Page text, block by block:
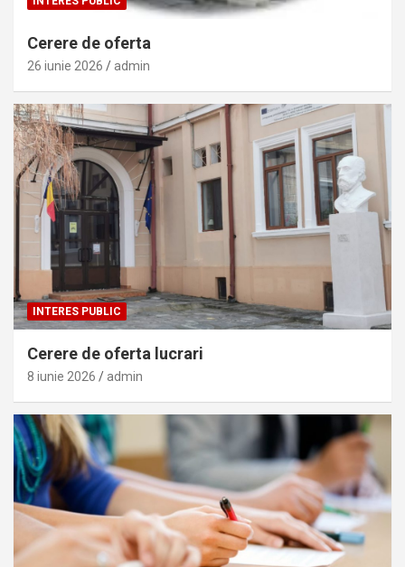
Cerere de oferta
26 iunie 2026 admin
INTERES PUBLIC
Cerere de oferta lucrari
8 iunie 2026 admin